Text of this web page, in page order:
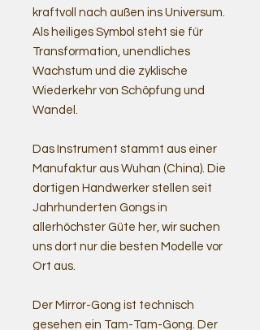
kraftvoll nach außen ins Universum.
Als heiliges Symbol steht sie für
Transformation, unendliches
Wachstum und die zyklische
Wiederkehr von Schöpfung und
Wandel.
Das Instrument stammt aus einer
Manufaktur aus Wuhan (China). Die
dortigen Handwerker stellen seit
Jahrhunderten Gongs in
allerhöchster Güte her, wir suchen
uns dort nur die besten Modelle vor
Ort aus.
Der Mirror-Gong ist technisch
gesehen ein Tam-Tam-Gong. Der